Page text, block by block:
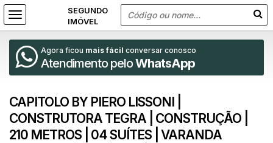
Agora ficou mais fácil conversar conosco
Atendimento peloWhatsApp
CAPITOLO BY PIERO LISSONI |
CONSTRUTORA TEGRA | CONSTRUÇÃO |
210 METROS | 04 SUÍTES | VARANDA